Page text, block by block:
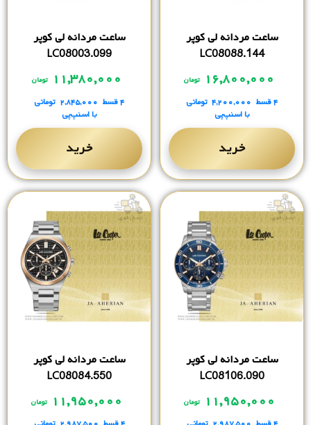
ساعت مردانه لی کوپر
LC08088.144
۱۶,۸۰۰,۰۰۰ تومان
۴ قسط ۴,۲۰۰,۰۰۰ تومانی
با اسنپ‌پی
خرید
ساعت مردانه لی کوپر
LC08003.099
۱۱,۳۸۰,۰۰۰ تومان
۴ قسط ۲,۸۴۵,۰۰۰ تومانی
با اسنپ‌پی
خرید
ساعت مردانه لی کوپر
LC08106.090
۱۱,۹۵۰,۰۰۰ تومان
ساعت مردانه لی کوپر
LC08084.550
۱۱,۹۵۰,۰۰۰ تومان